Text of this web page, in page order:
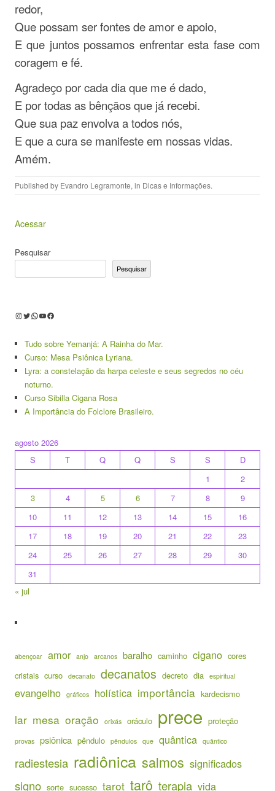
redor,
Que possam ser fontes de amor e apoio,
E que juntos possamos enfrentar esta fase com
coragem e fé.
Agradeço por cada dia que me é dado,
E por todas as bênçãos que já recebi.
Que sua paz envolva a todos nós,
E que a cura se manifeste em nossas vidas.
Amém.
Published by Evandro Legramonte, in Dicas e Informações.
Acessar
Pesquisar
Pesquisar
Instagram
Twitter
WhatsApp
Youtube
Facebook
Tudo sobre Yemanjá: A Rainha do Mar.
Curso: Mesa Psiônica Lyriana.
Lyra: a constelação da harpa celeste e seus segredos no céu
noturno.
Curso Sibilla Cigana Rosa
A Importância do Folclore Brasileiro.
agosto 2026
S
T Q Q S S
D
1
2
3
4 5 6 7 8
9
10
11 12 13 14 15
16
17
18 19 20 21 22
23
24
25 26 27 28 29
30
31
« jul
abençoar amor anjo arcanos baralho caminho cigano cores
cristais curso decanato decanatos decreto dia espiritual
evangelho gráficos holística importância kardecismo
lar mesa oração orixás oráculo prece proteção
provas psiônica pêndulo pêndulos que quântica quântico
radiestesia radiônica salmos significados
signo sorte sucesso tarot tarô terapia vida